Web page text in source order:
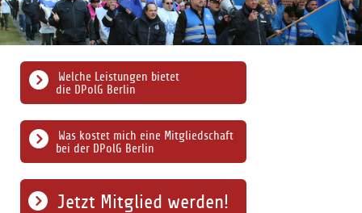
Was kostet mich eine Mitgliedschaft
bei der DPolG Berlin
Welche Leistungen bietet
die DPolG Berlin
Jetzt Mitglied werden!